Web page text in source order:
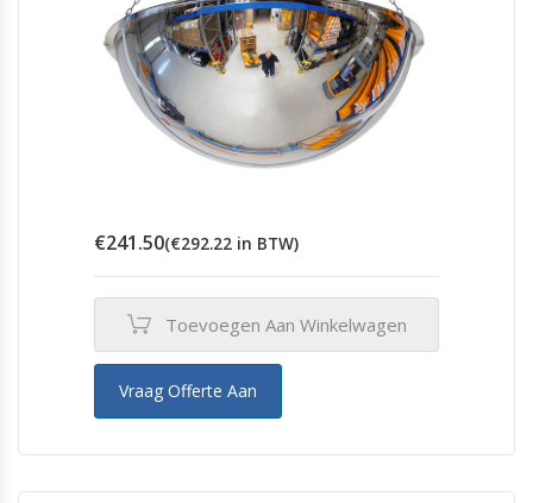
€241.50(€292.22 in BTW)
Toevoegen Aan Winkelwagen
Vraag Offerte Aan